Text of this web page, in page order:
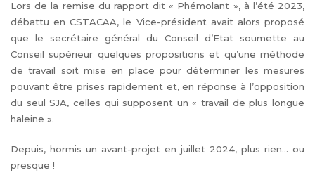
Lors de la remise du rapport dit « Phémolant », à l’été 2023,
débattu en CSTACAA, le Vice-président avait alors proposé
que le secrétaire général du Conseil d’Etat soumette au
Conseil supérieur quelques propositions et qu’une méthode
de travail soit mise en place pour déterminer les mesures
pouvant être prises rapidement et, en réponse à l’opposition
du seul SJA, celles qui supposent un « travail de plus longue
haleine ».
Depuis, hormis un avant-projet en juillet 2024, plus rien... ou
presque !